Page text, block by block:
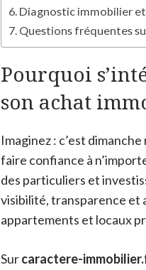
Diagnostic immobilier
Questions fréquentes
Pourquoi
son achat
Imaginez : c’est
faire confiance à
des particuliers et
visibilité, transparence et
appartements et locaux
Surcaractere-